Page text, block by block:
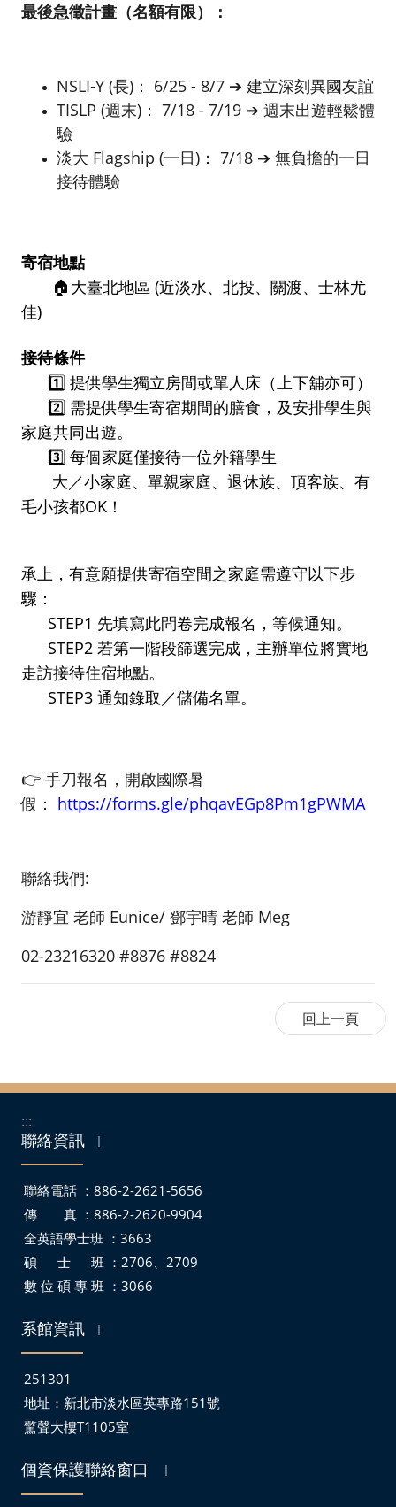
最後急徵計畫（名額有限）：
NSLI-Y (長)： 6/25 - 8/7 ➔ 建立深刻異國友誼
TISLP (週末)： 7/18 - 7/19 ➔ 週末出遊輕鬆體
驗
淡大 Flagship (一日)： 7/18 ➔ 無負擔的一日
接待體驗
寄宿地點
🏠大臺北地區 (近淡水、北投、關渡、士林尤
佳)
接待條件
1️⃣ 提供學生獨立房間或單人床（上下舖亦可）
2️⃣ 需提供學生寄宿期間的膳食，及安排學生與
家庭共同出遊。
3️⃣ 每個家庭僅接待一位外籍學生
大／小家庭、單親家庭、退休族、頂客族、有
毛小孩都OK！
承上，有意願提供寄宿空間之家庭需遵守以下步
驟：
STEP1 先填寫此問卷完成報名，等候通知。
STEP2 若第一階段篩選完成，主辦單位將實地
走訪接待住宿地點。
STEP3 通知錄取／儲備名單。
👉 手刀報名，開啟國際暑
假： https://forms.gle/phqavEGp8Pm1gPWMA
聯絡我們:
游靜宜 老師 Eunice/ 鄧宇晴 老師 Meg
02-23216320 #8876 #8824
:::
聯絡資訊 ｜
聯絡電話 ：886-2-2621-5656
傳 真 ：886-2-2620-9904
全英語學士班 ：3663
碩 士 班 ：2706、2709
數 位 碩 專 班 ：3066
系館資訊 ｜
251301
地址： 新北市淡水區英專路151號
驚聲大樓T1105室
個資保護聯絡窗口 ｜